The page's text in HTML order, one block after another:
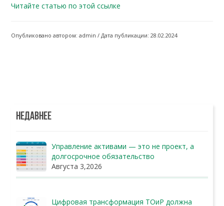
Читайте статью по этой ссылке
Опубликовано автором: admin / Дата публикации: 28.02.2024
НЕДАВНЕЕ
Управление активами — это не проект, а
долгосрочное обязательство
Августа 3,2026
Цифровая трансформация ТОиР должна